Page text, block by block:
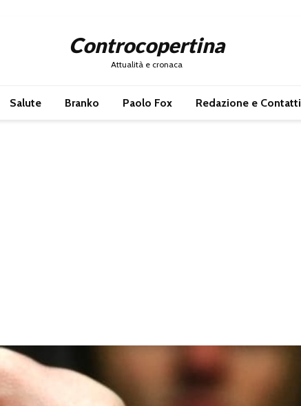
Controcopertina
Attualità e cronaca
Salute Branko Paolo Fox Redazione e Contatti